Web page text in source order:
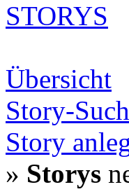
STORYS
Übersicht
Story-
Story
» Storys